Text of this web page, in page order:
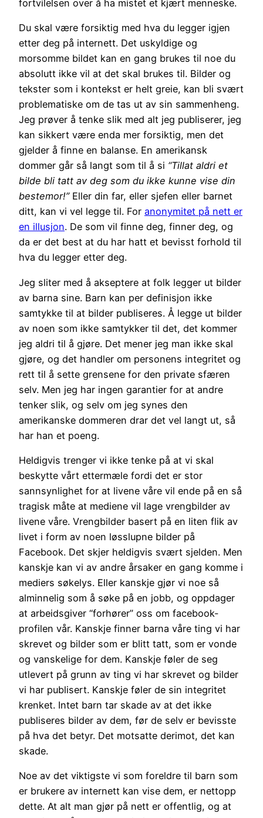
fortvilelsen over å ha mistet et kjært menneske.
Du skal være forsiktig med hva du legger igjen
etter deg på internett. Det uskyldige og
morsomme bildet kan en gang brukes til noe du
absolutt ikke vil at det skal brukes til. Bilder og
tekster som i kontekst er helt greie, kan bli svært
problematiske om de tas ut av sin sammenheng.
Jeg prøver å tenke slik med alt jeg publiserer, jeg
kan sikkert være enda mer forsiktig, men det
gjelder å finne en balanse. En amerikansk
dommer går så langt som til å si “Tillat aldri et
bilde bli tatt av deg som du ikke kunne vise din
bestemor!” Eller din far, eller sjefen eller barnet
ditt, kan vi vel legge til. For anonymitet på nett er
en illusjon. De som vil finne deg, finner deg, og
da er det best at du har hatt et bevisst forhold til
hva du legger etter deg.
Jeg sliter med å akseptere at folk legger ut bilder
av barna sine. Barn kan per definisjon ikke
samtykke til at bilder publiseres. Å legge ut bilder
av noen som ikke samtykker til det, det kommer
jeg aldri til å gjøre. Det mener jeg man ikke skal
gjøre, og det handler om personens integritet og
rett til å sette grensene for den private sfæren
selv. Men jeg har ingen garantier for at andre
tenker slik, og selv om jeg synes den
amerikanske dommeren drar det vel langt ut, så
har han et poeng.
Heldigvis trenger vi ikke tenke på at vi skal
beskytte vårt ettermæle fordi det er stor
sannsynlighet for at livene våre vil ende på en så
tragisk måte at mediene vil lage vrengbilder av
livene våre. Vrengbilder basert på en liten flik av
livet i form av noen løsslupne bilder på
Facebook. Det skjer heldigvis svært sjelden. Men
kanskje kan vi av andre årsaker en gang komme i
mediers søkelys. Eller kanskje gjør vi noe så
alminnelig som å søke på en jobb, og oppdager
at arbeidsgiver “forhører” oss om facebook-
profilen vår. Kanskje finner barna våre ting vi har
skrevet og bilder som er blitt tatt, som er vonde
og vanskelige for dem. Kanskje føler de seg
utlevert på grunn av ting vi har skrevet og bilder
vi har publisert. Kanskje føler de sin integritet
krenket. Intet barn tar skade av at det ikke
publiseres bilder av dem, før de selv er bevisste
på hva det betyr. Det motsatte derimot, det kan
skade.
Noe av det viktigste vi som foreldre til barn som
er brukere av internett kan vise dem, er nettopp
dette. At alt man gjør på nett er offentlig, og at